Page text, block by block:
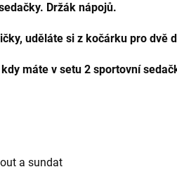
Držák nápojů.
uděláte si z kočárku pro
máte v setu 2 sportovní
a sundat